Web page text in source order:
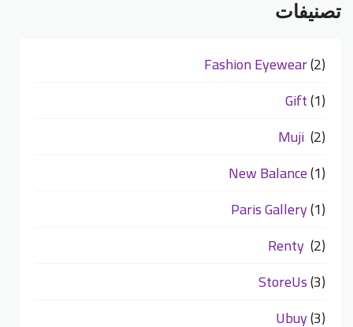
تصنيفات
Fashion Eyewear(2)
Gift(1)
Muji (2)
New Balance(1)
Paris Gallery(1)
Renty (2)
StoreUs(3)
Ubuy(3)